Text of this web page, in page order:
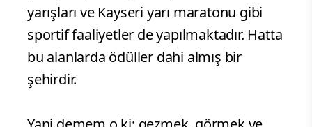
yarışları ve Kayseri yarı maratonu gibi
sportif faaliyetler de yapılmaktadır. Hatta
bu alanlarda ödüller dahi almış bir
şehirdir.